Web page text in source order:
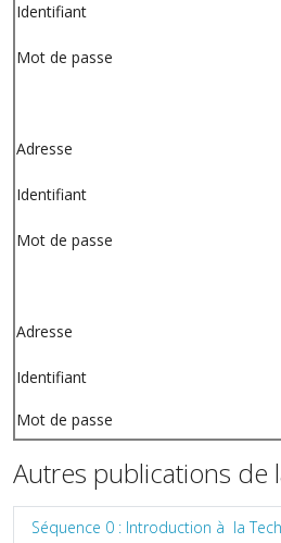
Identifiant
Mot de passe
Adresse
Identifiant
Mot de passe
Adresse
Identifiant
Mot de passe
Autres publications de
Séquence 0 : Introduction à la